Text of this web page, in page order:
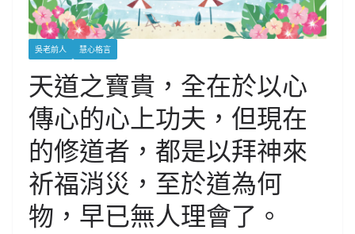
吳老前人 慧心格言
天道之寶貴，全在於以心
傳心的心上功夫，但現在
的修道者，都是以拜神來
祈福消災，至於道為何
物，早已無人理會了。